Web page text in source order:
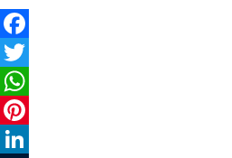
Facebook
Twitter
WhatsApp
Pinterest